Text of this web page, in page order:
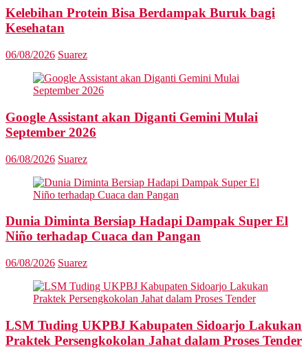
Kelebihan Protein Bisa Berdampak Buruk bagi
Kesehatan
06/08/2026 Suarez
Google Assistant akan Diganti Gemini Mulai
September 2026
06/08/2026 Suarez
Dunia Diminta Bersiap Hadapi Dampak Super El
Niño terhadap Cuaca dan Pangan
06/08/2026 Suarez
LSM Tuding UKPBJ Kabupaten Sidoarjo Lakukan
Praktek Persengkokolan Jahat dalam Proses Tender